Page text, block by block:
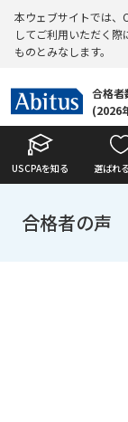
本ウェブサイトでは、
してご利用いただく際
ものとみなします。
合格者
(2026
USCPAを知る 選ばれ
合格者の声